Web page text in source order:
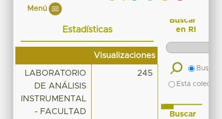
Menú
Estadísticas
Visualizaciones
LABORATORIO
DE ANÁLISIS
INSTRUMENTAL
- FACULTAD
245
Buscar
en RI
Buscar
Esta
Buscar